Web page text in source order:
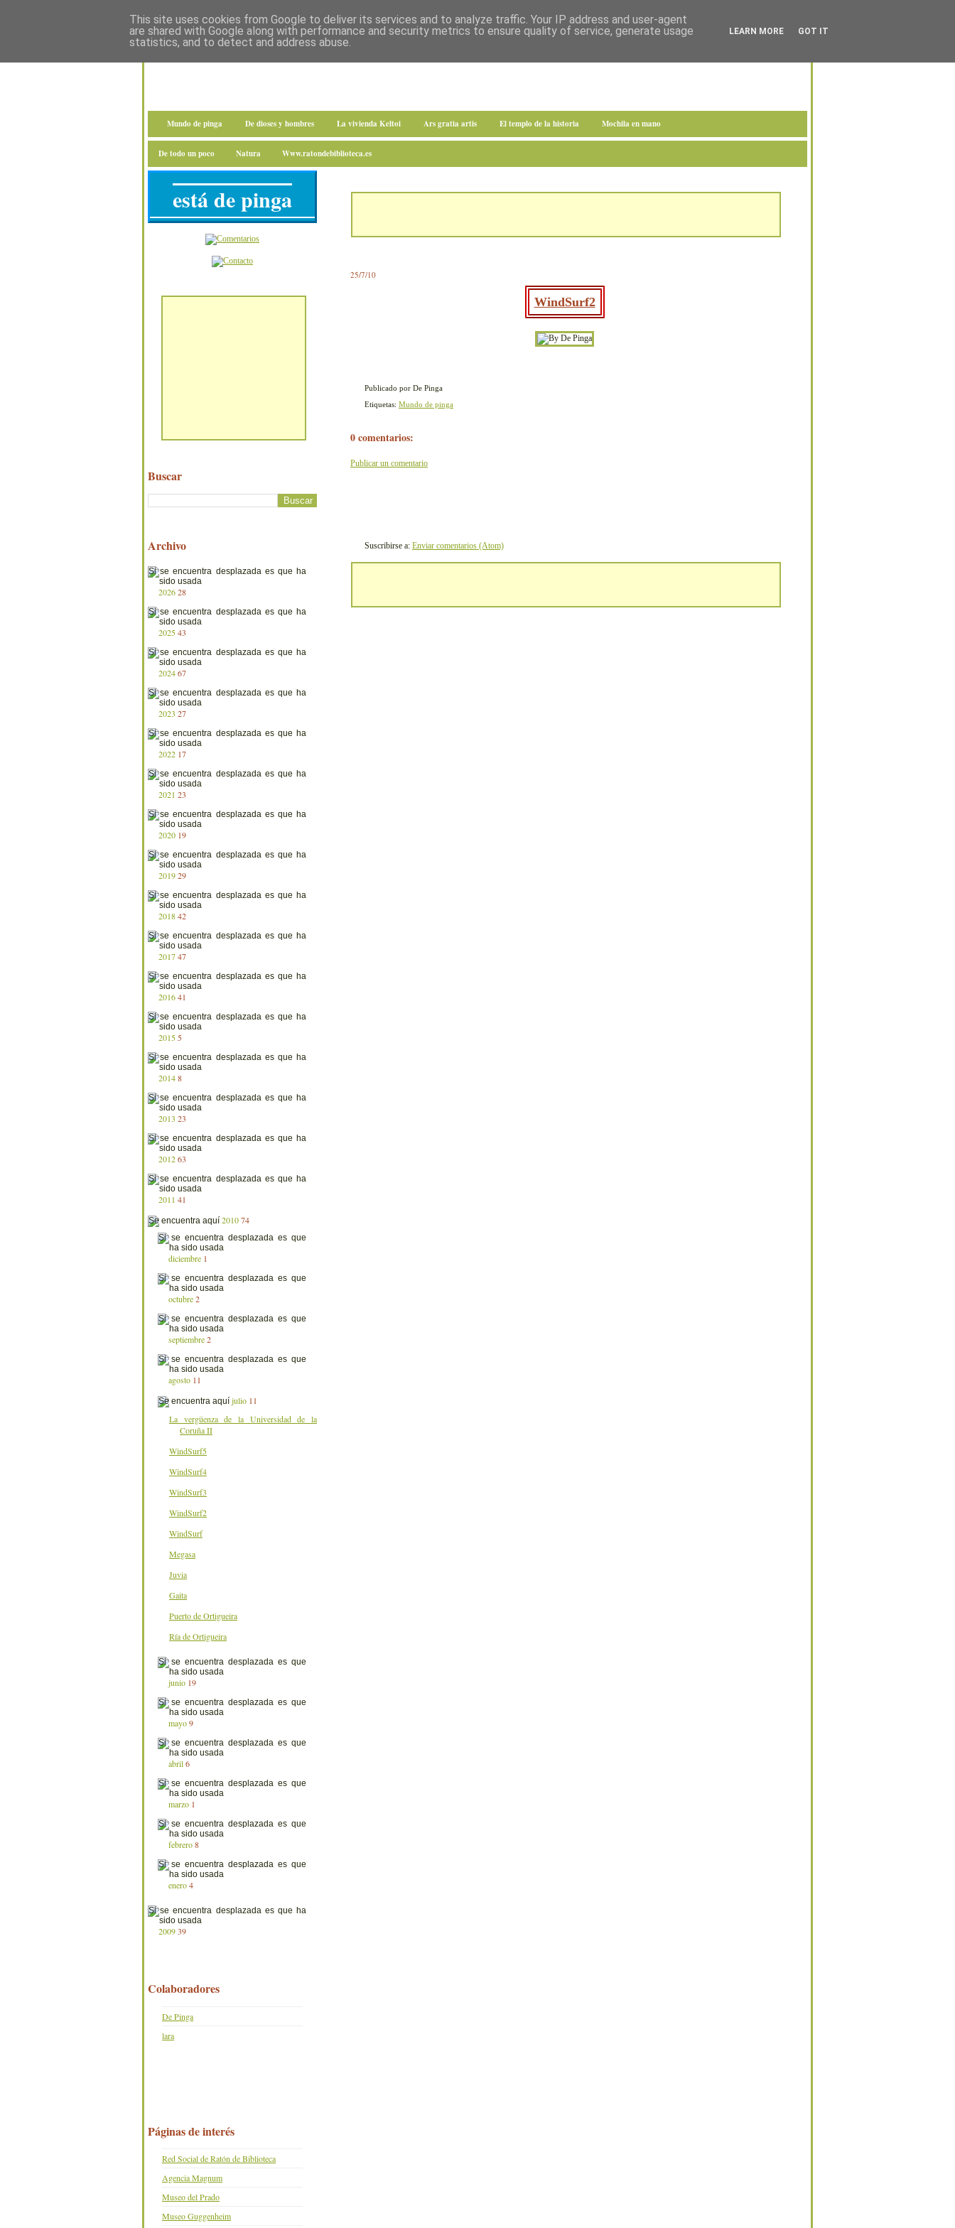
Mundo de pinga De dioses y hombres La vivienda Keltoi Ars gratia artis El templo de la historia Mochila en mano
De todo un poco Natura Www.ratondebiblioteca.es
25/7/10
WindSurf2
Publicado por De Pinga
Etiquetas: Mundo de pinga
0 comentarios:
Publicar un comentario
Suscribirse a: Enviar comentarios (Atom)
está de pinga
Buscar
Archivo
202628
202543
202467
2023 27
2022 17
2021 23
2020 19
201929
201842
201747
201641
2015 5
20148
2013 23
201263
2011 41
201074
diciembre 1
octubre 2
septiembre 2
agosto 11
julio 11
La vergüenza de la Universidad de la
Coruña II
WindSurf5
WindSurf4
WindSurf3
WindSurf2
WindSurf
Megasa
Juvia
Gaita
Puerto de Ortigueira
Ría de Ortigueira
junio 19
mayo 9
abril 6
marzo 1
febrero 8
enero 4
200939
Colaboradores
De Pinga
lara
Páginas de interés
Red Social de Ratón de Biblioteca
Agencia Magnum
Museo del Prado
Museo Guggenheim
This site uses cookies from Google to deliver its services and to analyze traffic. Your IP address and user-agent
are shared with Google along with performance and security metrics to ensure quality of service, generate usage
statistics, and to detect and address abuse.
LEARN MORE GOT IT